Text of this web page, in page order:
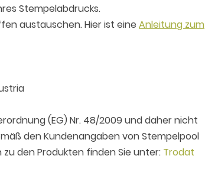
Stempelabdrucks.
austauschen. Hier ist eine Anleitung zum
(EG) Nr. 48/2009 und daher nicht
den Kundenangaben von Stempelpool
den Produkten finden Sie unter: Trodat